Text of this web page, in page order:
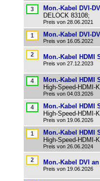
Mon.-Kabel DVI-
DELOCK 83108;
Preis von 28.06.2021
Mon.-Kabel DVI-
Preis von 16.05.2022
Mon.-Kabel HDMI
Preis von 27.12.2023
Mon.-Kabel HDMI
High-Speed-HDMI-
Preis von 04.03.2026
Mon.-Kabel HDMI
High-Speed-HDMI-
Preis von 19.06.2026
Mon.-Kabel HDMI
High-Speed-HDMI-
Preis von 26.06.2024
Mon.-Kabel DVI
Preis von 19.06.2026